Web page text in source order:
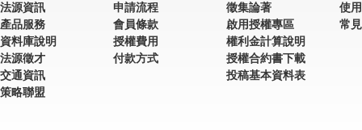
法源資訊
產品服務
資料庫說明
法源徵才
交通資訊
策略聯盟
申請流程
會員條款
授權費用
付款方式
徵集論著
啟用授權專區
權利金計算說明
授權合約書下載
投稿基本資料表
使
常